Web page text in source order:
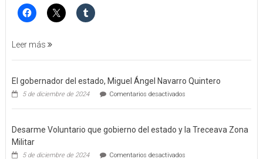
FEMINICIDO
AGRAVADO
FILICIDIO
Leer más
El gobernador del estado, Miguel Ángel Navarro Quintero
5 de diciembre de 2024 Comentarios desactivadosen
gobernador
estado,
Navarro
Desarme Voluntario que gobierno del estado y la Treceava Zona
Militar
5 de diciembre de 2024 Comentarios desactivadosen